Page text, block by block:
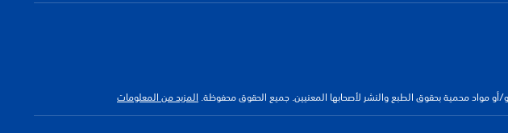
و/أو مواد محمية بحقوق الطبع والنشر لأصحابها المعنيين. جميع الحقوق محفوظة. المزيد من المعلومات